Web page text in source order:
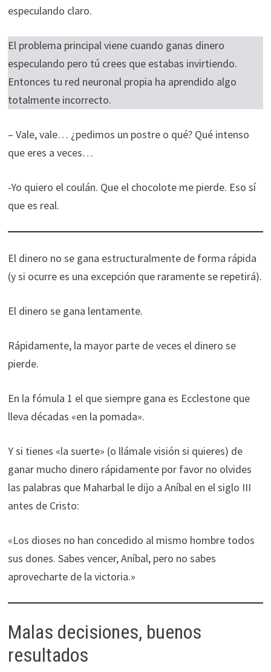
especulando claro.
El problema principal viene cuando ganas dinero
especulando pero tú crees que estabas invirtiendo.
Entonces tu red neuronal propia ha aprendido algo
totalmente incorrecto.
– Vale, vale… ¿pedimos un postre o qué? Qué intenso
que eres a veces…
-Yo quiero el coulán. Que el chocolote me pierde. Eso sí
que es real.
El dinero no se gana estructuralmente de forma rápida
(y si ocurre es una excepción que raramente se repetirá).
El dinero se gana lentamente.
Rápidamente, la mayor parte de veces el dinero se
pierde.
En la fómula 1 el que siempre gana es Ecclestone que
lleva décadas «en la pomada».
Y si tienes «la suerte» (o llámale visión si quieres) de
ganar mucho dinero rápidamente por favor no olvides
las palabras que Maharbal le dijo a Aníbal en el siglo III
antes de Cristo:
«Los dioses no han concedido al mismo hombre todos
sus dones. Sabes vencer, Aníbal, pero no sabes
aprovecharte de la victoria.»
Malas decisiones, buenos
resultados